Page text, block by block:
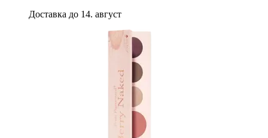
Доставка до 14. август